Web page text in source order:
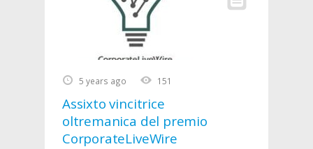
5 years ago 151
Assixto vincitrice
oltremanica del premio
CorporateLiveWire